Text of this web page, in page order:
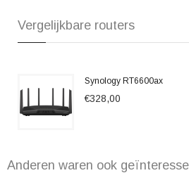
Vergelijkbare routers
Synology RT6600ax
€328,00
Anderen waren ook